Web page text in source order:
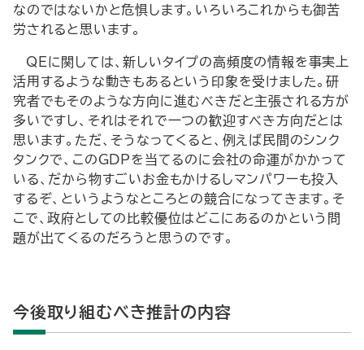
なのではないかと危惧します。いろいろこれからも御苦
労されると思います。
QEに関しては、新しいタイプの高頻度の情報を事実上
活用するような動きもあるという印象を受けました。研
究者でもそのような方向に進むべきだと主張される方が
多いですし、それはそれで一つの歓迎すべき方向だとは
思います。ただ、そうなってくると、例えば民間のシンク
タンクで、このGDPを当てるのに会社の命運がかかって
いる、だから物すごいお金もかけるしマンパワーも投入
するぞ、というようなところとの競合になってきます。そ
こで、政府としての比較優位はどこにあるのかという問
題が出てくるのだろうと思うのです。
今後取り組むべき推計の内容